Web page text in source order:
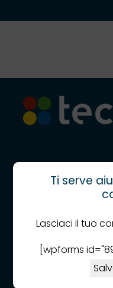
Via
Tel:
Messaggi
(solo per
Ti serve
Lasciaci il tuo
[wpforms